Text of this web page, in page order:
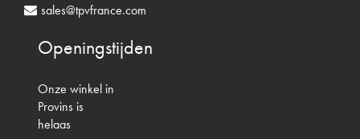
sales@tpvfrance.com
Openingstijden
Onze winkel in
Provins is
helaas